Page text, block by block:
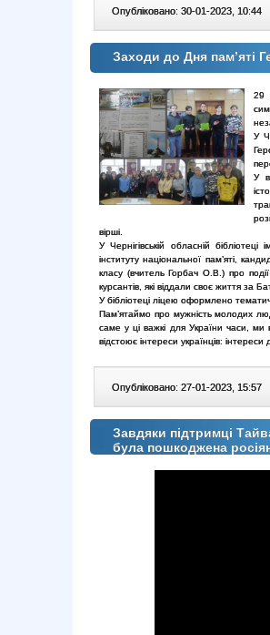
Опубліковано: 30-01-2023, 10:44
Заходи до Дня пам’яті
29
У
У
вірші.
У Чернігівській обласній
інституту національної пам’яті,
класу (вчитель Горбач О.В.) про
курсантів, які віддали своє життя за
У бібліотеці ліцею оформлено
Пам’ятаймо про мужність молодих
саме у ці важкі для України часи, ми
відстоює інтереси українців:
Опубліковано: 27-01-2023, 15:57
Завдяки підтримці
була пошкоджена